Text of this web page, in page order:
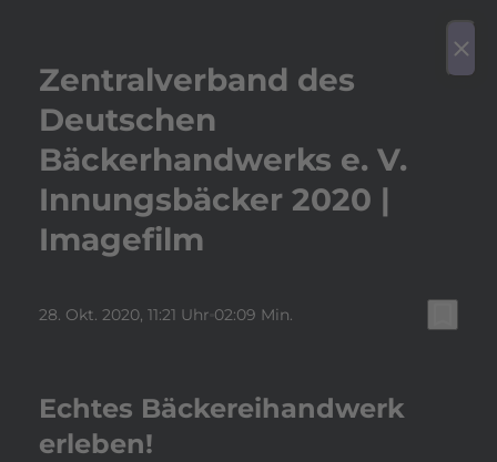
menu
Video
Zentralverband des
Deutschen
Bäckerhandwerks e. V.
Innungsbäcker 2020 |
Imagefilm
28. Okt. 2020, 11:21 Uhr 02:09 Min.
Echtes Bäckereihandwerk
erleben!
close